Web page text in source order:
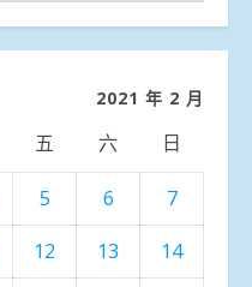
2021 年 2 月
五 六 日
5 6
7
12 13
14